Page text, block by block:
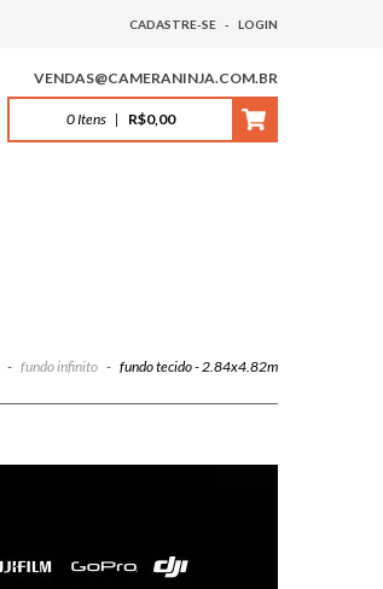
CADASTRE-SE - LOGIN
VENDAS@CAMERANINJA.COM.BR
0Itens | R$0,00
- fundo infinito - fundo tecido - 2.84x4.82m